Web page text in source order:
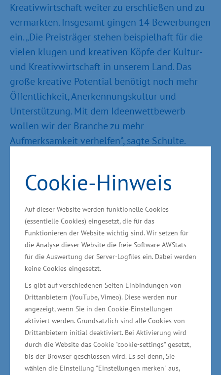
Cookie-Hinweis
Auf dieser Website werden funktionelle Cookies
(essentielle Cookies) eingesetzt, die für das
Funktionieren der Website wichtig sind. Wir setzen für
die Analyse dieser Website die freie Software AWStats
für die Auswertung der Server-Logfiles ein. Dabei werden
keine Cookies eingesetzt.
Es gibt auf verschiedenen Seiten Einbindungen von
Drittanbietern (YouTube, Vimeo). Diese werden nur
angezeigt, wenn Sie in den Cookie-Einstellungen
aktiviert werden. Grundsätzlich sind alle Cookies von
Drittanbietern initial deaktiviert. Bei Aktivierung wird
durch die Website das Cookie "cookie-settings" gesetzt,
bis der Browser geschlossen wird. Es sei denn, Sie
wählen die Einstellung "Einstellungen merken" aus,
Kreativwirtschaft weiter zu erschließen und zu
vermarkten. Insgesamt gingen 14 Bewerbungen
ein. „Die Preisträger stehen beispielhaft für die
vielen klugen und kreativen Köpfe der Kultur-
und Kreativwirtschaft in unserem Land. Das
große kreative Potential benötigt noch mehr
Öffentlichkeit, Anerkennungskultur und
Unterstützung. Mit dem Ideenwettbewerb
wollen wir der Branche zu mehr
Aufmerksamkeit verhelfen“, sagte Schulte.
Ideenwettbewerb Kultur- und
Kreativwirtschaft
Eine Jury - bestehend aus Vertretern der
Industrie- und Handelskammern (IHK’s),
Wirtschaftsfördergesellschaften sowie aus
Kommunen - hat unter Federführung des
Ministeriums für Wirtschaft, Infrastruktur,
Tourismus und Arbeit über die eingereichten
Projektideen in einem Auswahlverfahren
entschieden. Die Initiatoren erhalten aus
Landesmitteln im Rahmen von
Dienstleistungsverträgen eine finanzielle